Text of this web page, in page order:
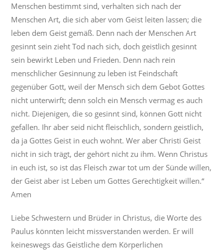
Menschen bestimmt sind, verhalten sich nach der
Menschen Art, die sich aber vom Geist leiten lassen; die
leben dem Geist gemäß. Denn nach der Menschen Art
gesinnt sein zieht Tod nach sich, doch geistlich gesinnt
sein bewirkt Leben und Frieden. Denn nach rein
menschlicher Gesinnung zu leben ist Feindschaft
gegenüber Gott, weil der Mensch sich dem Gebot Gottes
nicht unterwirft; denn solch ein Mensch vermag es auch
nicht. Diejenigen, die so gesinnt sind, können Gott nicht
gefallen. Ihr aber seid nicht fleischlich, sondern geistlich,
da ja Gottes Geist in euch wohnt. Wer aber Christi Geist
nicht in sich trägt, der gehört nicht zu ihm. Wenn Christus
in euch ist, so ist das Fleisch zwar tot um der Sünde willen,
der Geist aber ist Leben um Gottes Gerechtigkeit willen.“
Amen
Liebe Schwestern und Brüder in Christus, die Worte des
Paulus könnten leicht missverstanden werden. Er will
keineswegs das Geistliche dem Körperlichen